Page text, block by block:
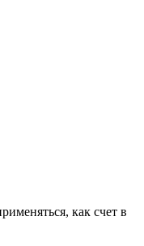
как счет в